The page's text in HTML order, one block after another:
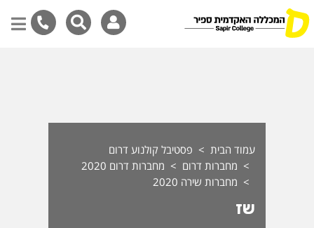
עמוד הבית
פסטיבל קולנוע דרום
מחברות דרום
מחברות דרום 2020
מחברות שירה 2020
שז